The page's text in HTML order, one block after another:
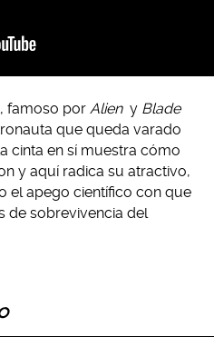
famoso por Alien y Blade
que queda varado
cinta en sí muestra cómo
y aquí radica su atractivo,
el apego científico con que
de sobrevivencia del